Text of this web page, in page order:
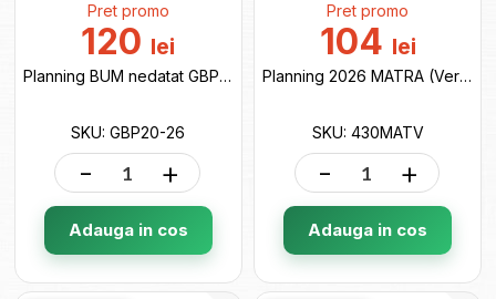
Pret promo
120 lei
Planning BUM nedatat GBP20-26
SKU: GBP20-26
- +
Adauga in cos
Pret promo
104 lei
Planning 2026 MATRA (Verde) 430MATV
SKU: 430MATV
- +
Adauga in cos